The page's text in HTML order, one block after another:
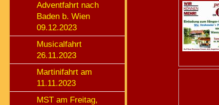
Adventfahrt nach
Baden b. Wien
09.12.2023
Musicalfahrt
26.11.2023
Martinifahrt am
11.11.2023
MST am Freitag,